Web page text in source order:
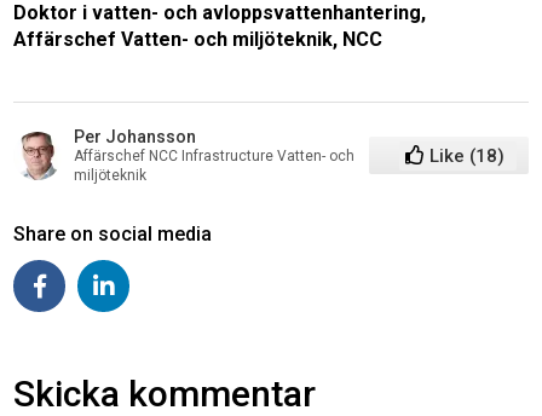
Doktor i vatten- och avloppsvattenhantering,
Affärschef Vatten- och miljöteknik, NCC
Per Johansson
Affärschef NCC Infrastructure Vatten- och
miljöteknik
Like (18)
Share on social media
Skicka kommentar